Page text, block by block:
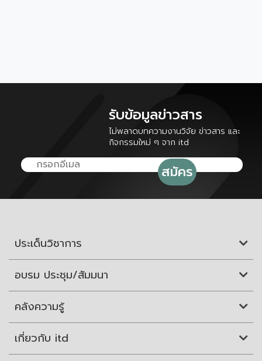
รับข้อมูลข่าวสาร
ไม่พลาดบทความงานวิจัย ข่าวสาร และ
กิจกรรมใหม่ ๆ จาก itd
ประเด็นวิชาการ
อบรม ประชุม/สัมมนา
คลังความรู้
เกี่ยวกับ itd